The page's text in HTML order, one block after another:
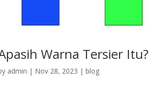
Warna Tersier Itu?
admin | Nov 28, 2023 | blog